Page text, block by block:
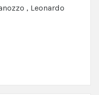
, Leonardo